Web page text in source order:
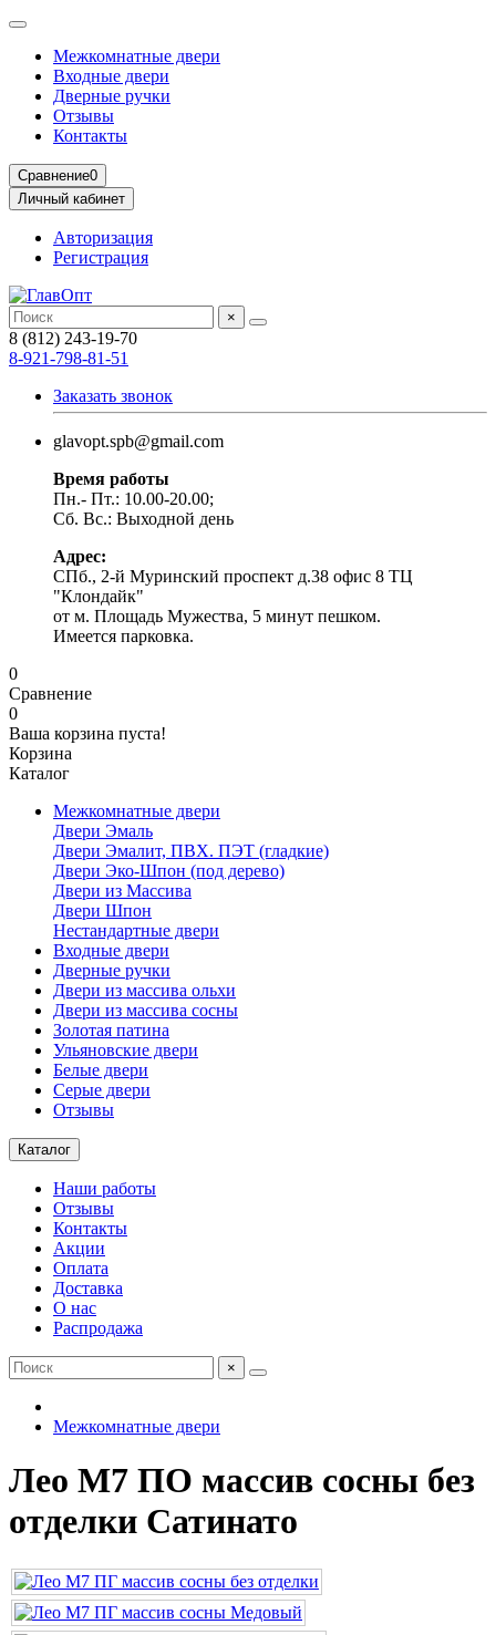
Межкомнатные двери
Входные двери
Дверные ручки
Отзывы
Контакты
Сравнение0
Личный кабинет
Авторизация
Регистрация
×
8 (812) 243-19-70
8-921-798-81-51
Заказать звонок
glavopt.spb@gmail.com
Время работы
Пн.- Пт.: 10.00-20.00;
Сб. Вс.: Выходной день
Адрес:
СПб., 2-й Муринский проспект д.38 офис 8 ТЦ
"Клондайк"
от м. Площадь Мужества, 5 минут пешком.
Имеется парковка.
0
Сравнение
0
Ваша корзина пуста!
Корзина
Каталог
Межкомнатные двери
Двери Эмаль
Двери Эмалит, ПВХ. ПЭТ (гладкие)
Двери Эко-Шпон (под дерево)
Двери из Массива
Двери Шпон
Нестандартные двери
Входные двери
Дверные ручки
Двери из массива ольхи
Двери из массива сосны
Золотая патина
Ульяновские двери
Белые двери
Серые двери
Отзывы
Каталог
Наши работы
Отзывы
Контакты
Акции
Оплата
Доставка
О нас
Распродажа
×
Межкомнатные двери
Лео М7 ПО массив сосны без
отделки Сатинато